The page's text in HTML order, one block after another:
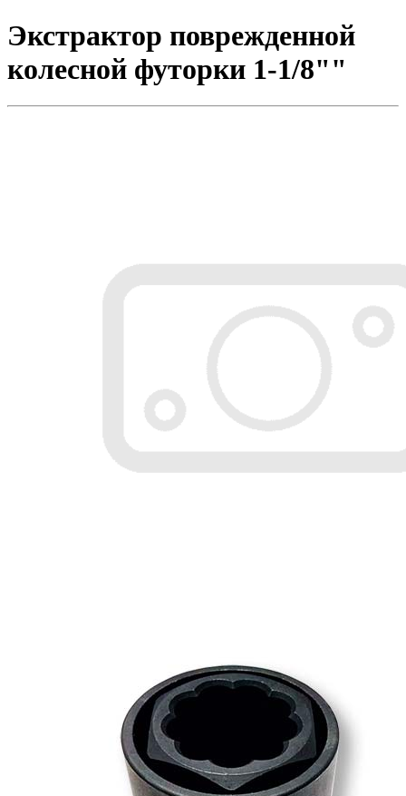
Экстрактор поврежденной
колесной футорки 1-1/8""